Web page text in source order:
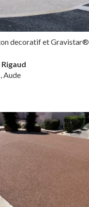
decoratif et Gravistar®
Aude